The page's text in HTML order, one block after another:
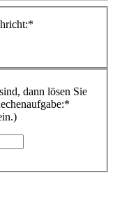
dann lösen Sie